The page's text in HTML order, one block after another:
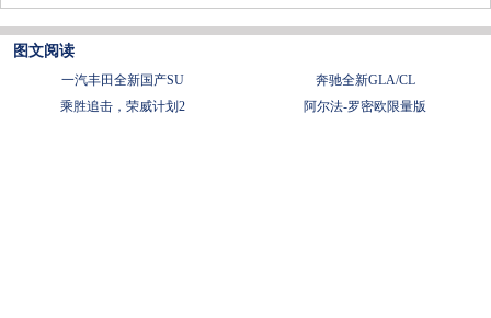
图文阅读
一汽丰田全新国产SU
奔驰全新GLA/CL
乘胜追击，荣威计划2
阿尔法-罗密欧限量版